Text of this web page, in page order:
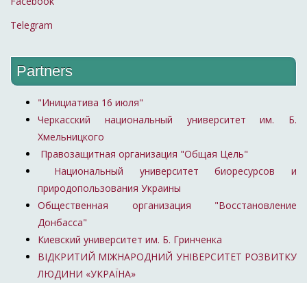
Telegram
Partners
"Инициатива 16 июля"
Черкасский национальный университет им. Б.
Хмельницкого
Правозащитная организация "Общая Цель"
Национальный университет биоресурсов и
природопользования Украины
Общественная организация "Восстановление
Донбасса"
Киевский университет им. Б. Гринченка
ВІДКРИТИЙ МІЖНАРОДНИЙ УНІВЕРСИТЕТ РОЗВИТКУ
ЛЮДИНИ «УКРАЇНА»